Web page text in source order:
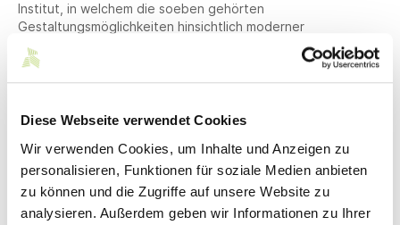
Diese Webseite verwendet Cookies
Wir verwenden Cookies, um Inhalte und Anzeigen zu
personalisieren, Funktionen für soziale Medien anbieten
zu können und die Zugriffe auf unsere Website zu
analysieren. Außerdem geben wir Informationen zu Ihrer
Institut, in welchem die soeben gehörten
Gestaltungsmöglichkeiten hinsichtlich moderner
Arbeitsmaterialien wie dem Einsatz von VR-Brillen oder
neuen digitalen Oberflächen in der Praxis getestet werden
konnten. Auch wurden verschiedene
Charakter haben oder Besprechungen in offenen, aber
Es wurde dabei ein Konzept vorgestellt, wie die Mitarbeiter
in möglichst angenehmer und für sie individualisierbarer
Atmosphäre möglichst effektiv arbeiten können.
Im nachfolgenden juristischen Teil nutzten die